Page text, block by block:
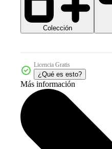
Colección
Licencia Gratis
¿Qué es esto?
Más información